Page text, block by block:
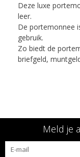
Deze luxe
leer.
De portemonnee
gebruik.
Zo biedt de
briefgeld,
Meld je